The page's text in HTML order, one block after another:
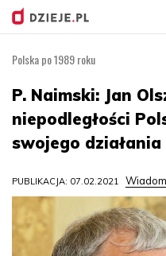
Polska po 1989 roku
P. Naimski: Jan
niepodległości
swojego działania
PUBLIKACJA: 07.02.2021